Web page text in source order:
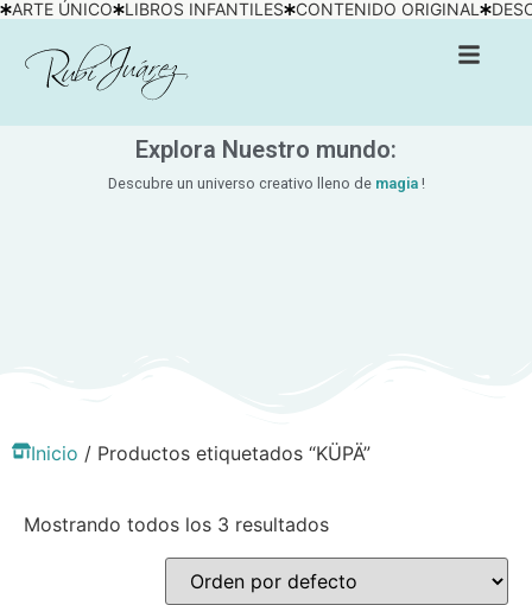
ARTE ÚNICO LIBROS INFANTILES CONTENIDO ORIGINAL
Explora Nuestro mundo:
Descubre un universo creativo lleno de magia !
Inicio / Productos etiquetados “KÜPÄ”
Mostrando todos los 3 resultados